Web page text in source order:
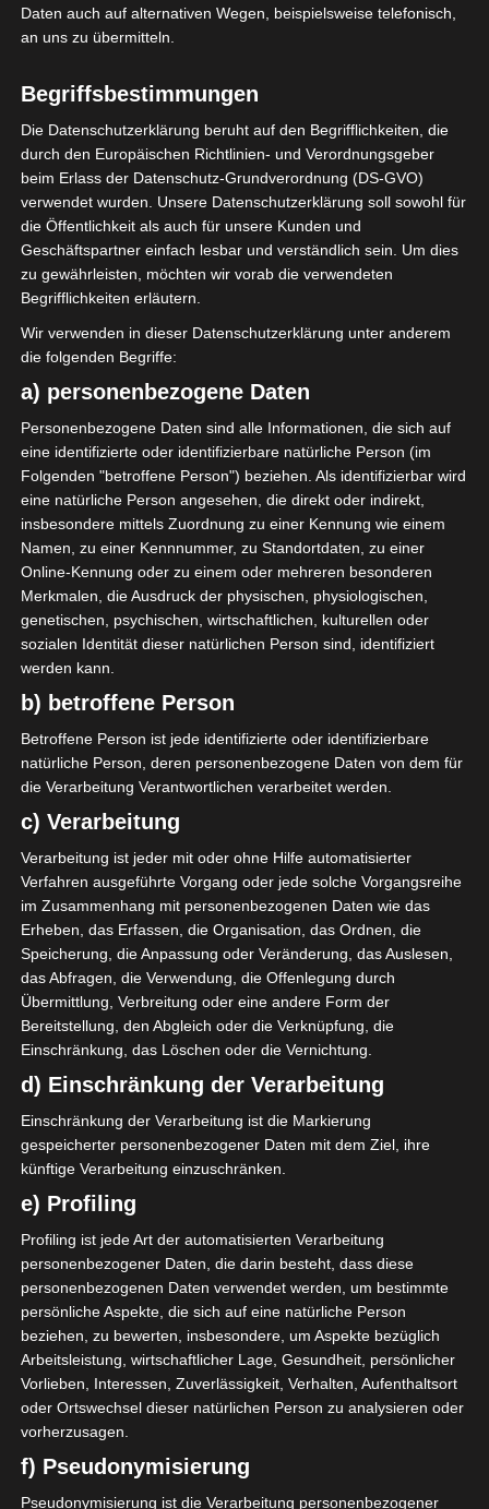
Die Playoff und Playout-
Begegnungen der Ligue
1 Pro Tunesien
13. Februar 2023 Platzwart
1442 Views
Auslosung,Playoff,Playout, Saison 2022/2023
Die Auslosung des Spielplans für die zweite Phase
der Ligue-1-Fußballmeisterschaft (Play-off und Play-
out) ist am Montag um 20:45 Uhr in der Sendung
Attassia Sport erfolgt. Der Anpfiff der zweiten Phase
wird am 1. März erfolgen.
Die für die Play-offs qualifizierten Vereine sind
Espérance de Tunis, US Monastir (je 4 Bonuspunkte),
Etoile du Sahel, US Ben Guerdane (je 3 Bonuspunkte),
US Tataouine, O.Béja (je 2 Bonuspunkte), CS Sfaxien
und C.Africain (je 1 Bonuspunkt).
Für die Nutzung von Google Adsense (Google Ireland Limited,
Gordon House, Barrow Street, Dublin, D04 E5W5, Ireland)
benötigen wir laut DSGVO Ihre Zustimmung. Es werden seitens
Google Adsense personenbezogene Daten erhoben,
verarbeitet und gespeichert. Welche Daten genau entnehmen
Sie bitte den Datenschutzbedingungen.
Google Adsenseist deaktiviert.
✓ Erlauben
Datenschutzbedingungen
Hier ist der Spielplan für die Play-off-Phase der Ligue-
1-Fußballmeisterschaft nach der Auslosung am
1. Spieltag:
Etoile du Sahel – CS Sfaxien
US Tataouine – US Monastir
US Ben Guerdane – Espérance de Tunis.
2. Spieltag:
Espérance de Tunis – US Monastir
CS Sfaxien – C.Africain
US Tataouine – Etoile du Sahel
O. Béja – US Ben Guerdane
3. Spieltag:
O. Béja – Espérance de Tunis
Daten auch auf alternativen Wegen, beispielsweise telefonisch,
an uns zu übermitteln.
Begriffsbestimmungen
Die Datenschutzerklärung beruht auf den Begrifflichkeiten, die
durch den Europäischen Richtlinien- und Verordnungsgeber
beim Erlass der Datenschutz-Grundverordnung (DS-GVO)
verwendet wurden. Unsere Datenschutzerklärung soll sowohl für
die Öffentlichkeit als auch für unsere Kunden und
Geschäftspartner einfach lesbar und verständlich sein. Um dies
zu gewährleisten, möchten wir vorab die verwendeten
Begrifflichkeiten erläutern.
Wir verwenden in dieser Datenschutzerklärung unter anderem
die folgenden Begriffe:
a) personenbezogene Daten
Personenbezogene Daten sind alle Informationen, die sich auf
eine identifizierte oder identifizierbare natürliche Person (im
Folgenden "betroffene Person") beziehen. Als identifizierbar wird
eine natürliche Person angesehen, die direkt oder indirekt,
insbesondere mittels Zuordnung zu einer Kennung wie einem
Namen, zu einer Kennnummer, zu Standortdaten, zu einer
Online-Kennung oder zu einem oder mehreren besonderen
Merkmalen, die Ausdruck der physischen, physiologischen,
genetischen, psychischen, wirtschaftlichen, kulturellen oder
sozialen Identität dieser natürlichen Person sind, identifiziert
werden kann.
b) betroffene Person
Betroffene Person ist jede identifizierte oder identifizierbare
natürliche Person, deren personenbezogene Daten von dem für
die Verarbeitung Verantwortlichen verarbeitet werden.
c) Verarbeitung
Verarbeitung ist jeder mit oder ohne Hilfe automatisierter
Verfahren ausgeführte Vorgang oder jede solche Vorgangsreihe
im Zusammenhang mit personenbezogenen Daten wie das
Erheben, das Erfassen, die Organisation, das Ordnen, die
Speicherung, die Anpassung oder Veränderung, das Auslesen,
das Abfragen, die Verwendung, die Offenlegung durch
Übermittlung, Verbreitung oder eine andere Form der
Bereitstellung, den Abgleich oder die Verknüpfung, die
Einschränkung, das Löschen oder die Vernichtung.
d) Einschränkung der Verarbeitung
Einschränkung der Verarbeitung ist die Markierung
gespeicherter personenbezogener Daten mit dem Ziel, ihre
künftige Verarbeitung einzuschränken.
e) Profiling
Profiling ist jede Art der automatisierten Verarbeitung
personenbezogener Daten, die darin besteht, dass diese
personenbezogenen Daten verwendet werden, um bestimmte
persönliche Aspekte, die sich auf eine natürliche Person
beziehen, zu bewerten, insbesondere, um Aspekte bezüglich
Arbeitsleistung, wirtschaftlicher Lage, Gesundheit, persönlicher
Vorlieben, Interessen, Zuverlässigkeit, Verhalten, Aufenthaltsort
oder Ortswechsel dieser natürlichen Person zu analysieren oder
vorherzusagen.
f) Pseudonymisierung
Pseudonymisierung ist die Verarbeitung personenbezogener